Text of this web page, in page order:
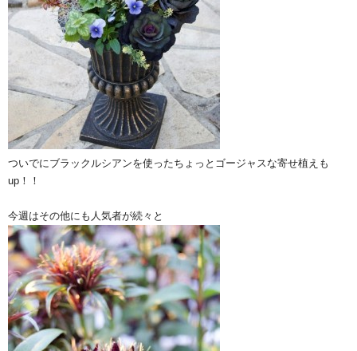
ついでにブラックルシアンを使ったちょっとゴージャスな寄せ植えも
up！！
今週はその他にも人気者が続々と